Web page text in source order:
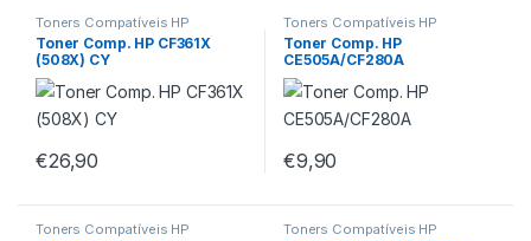
Toners Compatíveis HP
Toner Comp. HP CF361X
(508X) CY
€26,90
Toners Compatíveis HP
Toner Comp. HP
CE505A/CF280A
€9,90
Toners Compatíveis HP Toners Compatíveis HP